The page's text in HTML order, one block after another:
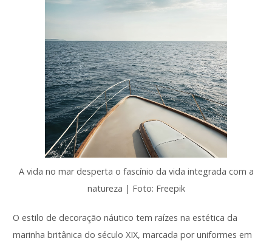
A vida no mar desperta o fascínio da vida integrada com a
natureza | Foto: Freepik
O estilo de decoração náutico tem raízes na estética da
marinha britânica do século XIX, marcada por uniformes em